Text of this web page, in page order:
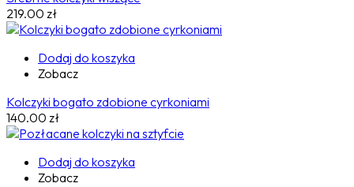
219.00 zł
Dodaj do koszyka
Zobacz
Kolczyki bogato zdobione cyrkoniami
140.00 zł
Dodaj do koszyka
Zobacz